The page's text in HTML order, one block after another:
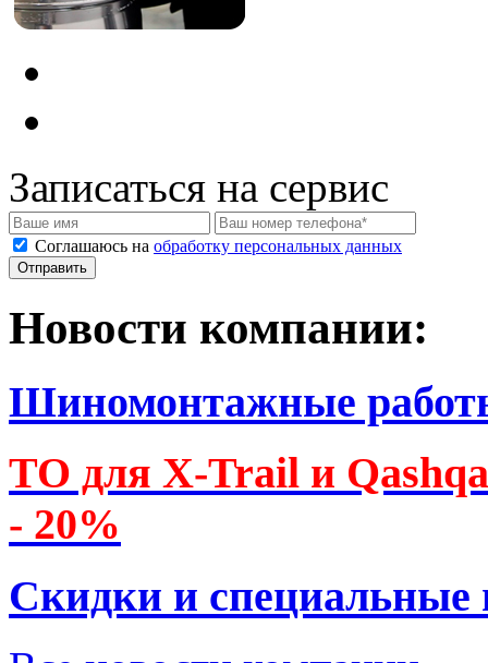
Записаться на сервис
Соглашаюсь на обработку персональных данных
Новости компании:
Шиномонтажные
ТО для X-Trail и
- 20%
Скидки и специальные